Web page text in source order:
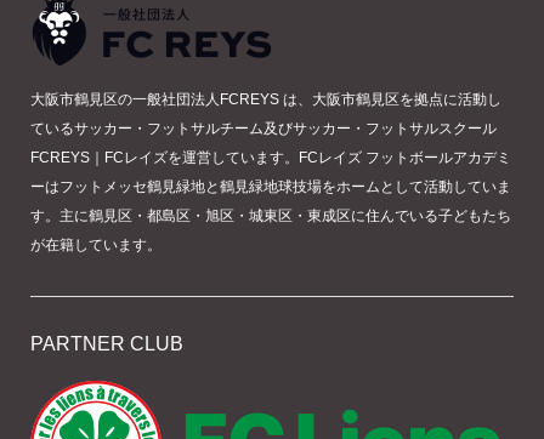
大阪市鶴見区の一般社団法人FCREYS は、大阪市鶴見区を拠点に活動し
ているサッカー・フットサルチーム及びサッカー・フットサルスクール
FCREYS｜FCレイズを運営しています。FCレイズ フットボールアカデミ
ーはフットメッセ鶴見緑地と鶴見緑地球技場をホームとして活動していま
す。主に鶴見区・都島区・旭区・城東区・東成区に住んでいる子どもたち
が在籍しています。
PARTNER CLUB